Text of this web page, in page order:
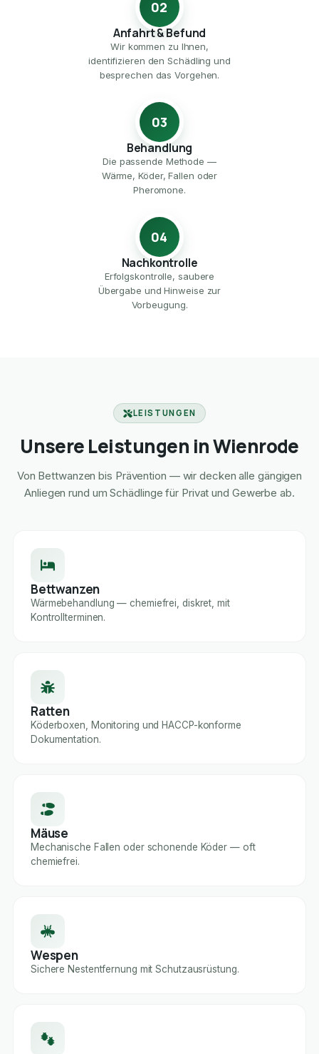
02
Anfahrt & Befund
Wir kommen zu Ihnen,
identifizieren den Schädling und
besprechen das Vorgehen.
03
Behandlung
Die passende Methode —
Wärme, Köder, Fallen oder
Pheromone.
04
Nachkontrolle
Erfolgskontrolle, saubere
Übergabe und Hinweise zur
Vorbeugung.
LEISTUNGEN
Unsere Leistungen in Wienrode
Von Bettwanzen bis Prävention — wir decken alle gängigen
Anliegen rund um Schädlinge für Privat und Gewerbe ab.
Bettwanzen
Wärmebehandlung — chemiefrei, diskret, mit
Kontrollterminen.
Ratten
Köderboxen, Monitoring und HACCP-konforme
Dokumentation.
Mäuse
Mechanische Fallen oder schonende Köder — oft
chemiefrei.
Wespen
Sichere Nestentfernung mit Schutzausrüstung.